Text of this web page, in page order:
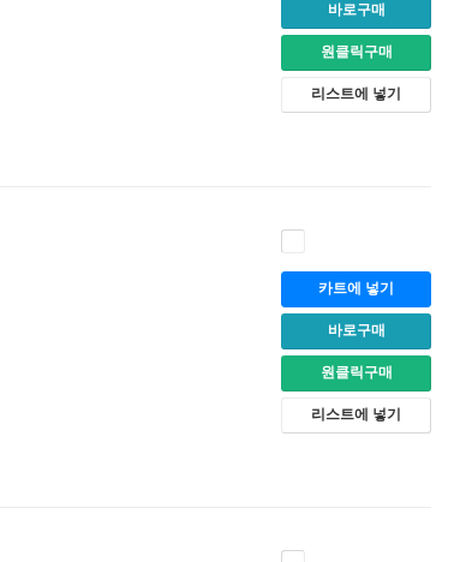
바로구매
원클릭구매
리스트에 넣기
카트에 넣기
바로구매
원클릭구매
리스트에 넣기